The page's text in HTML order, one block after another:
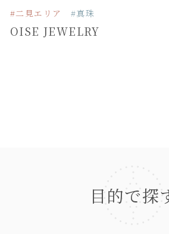
#二見エリア #真珠
OISE JEWELRY
目的で探